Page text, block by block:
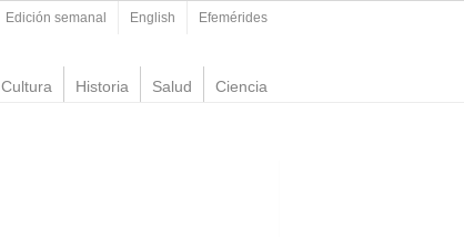
Edición semanal English Efemérides
Cultura Historia Salud Ciencia